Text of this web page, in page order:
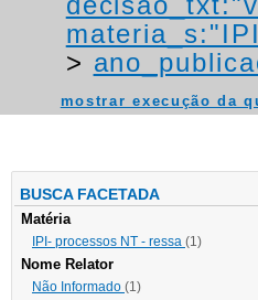
>
mostrar execução da
BUSCA FACETADA
Matéria
IPI- processos NT - ressa (1)
Nome Relator
Não Informado (1)